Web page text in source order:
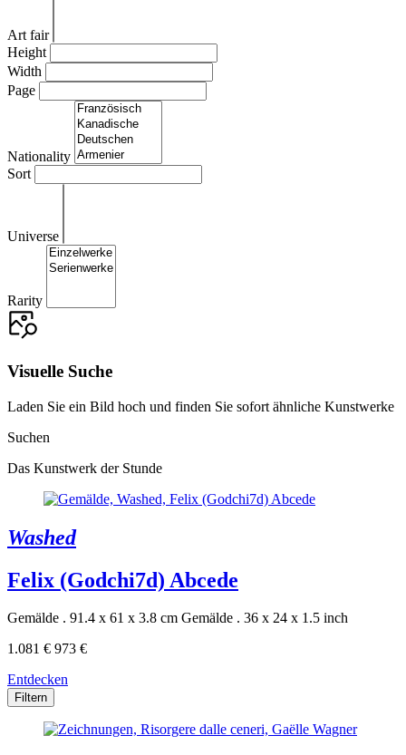
Art fair
Height
Width
Page
Nationality
Sort
Universe
Rarity
Visuelle Suche
Laden Sie ein Bild hoch und finden Sie sofort ähnliche Kunstwerke
Suchen
Das Kunstwerk der Stunde
Washed
Felix (Godchi7d) Abcede
Gemälde . 91.4 x 61 x 3.8 cm Gemälde . 36 x 24 x 1.5 inch
1.081 € 973 €
Entdecken
Filtern